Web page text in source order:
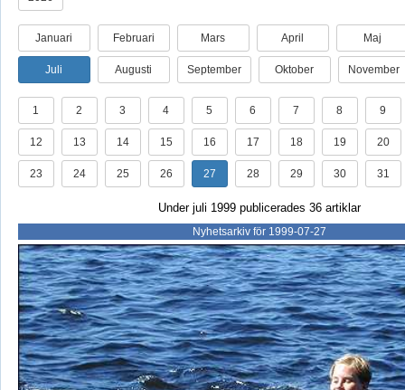
Januari Februari Mars April Maj
Juli Augusti September Oktober November
1 2 3 4 5 6 7 8 9
12 13 14 15 16 17 18 19 20
23 24 25 26 27 28 29 30 31
Under juli 1999 publicerades 36 artiklar
Nyhetsarkiv för 1999-07-27